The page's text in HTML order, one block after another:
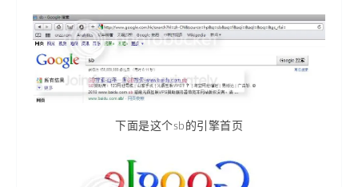
下面是这个sb的引擎首页